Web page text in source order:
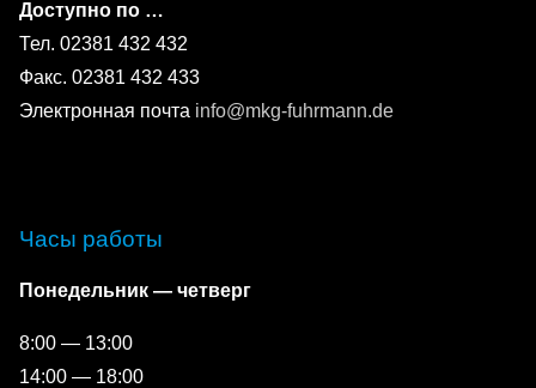
Доступно по …
Тел. 02381 432 432
Факс. 02381 432 433
Электронная почта info@mkg-fuhrmann.de
Часы работы
Понедельник — четверг
8:00 — 13:00
14:00 — 18:00